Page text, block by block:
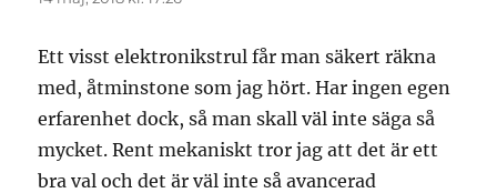
Ett visst elektronikstrul får man säkert räkna
med, åtminstone som jag hört. Har ingen egen
erfarenhet dock, så man skall väl inte säga så
mycket. Rent mekaniskt tror jag att det är ett
bra val och det är väl inte så avancerad